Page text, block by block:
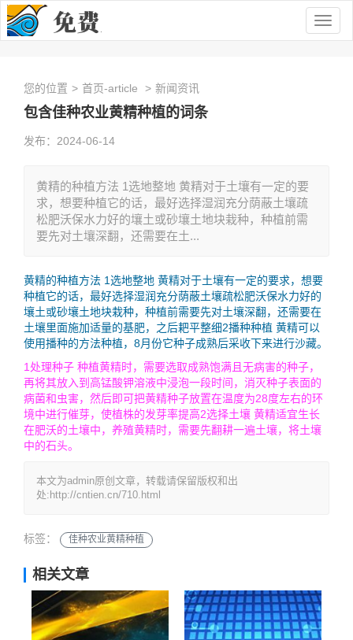
您的位置 > 首页-article > 新闻资讯
包含佳种农业黄精种植的词条
发布：2024-06-14
黄精的种植方法 1选地整地 黄精对于土壤有一定的要
求，想要种植它的话，最好选择湿润充分荫蔽土壤疏
松肥沃保水力好的壤土或砂壤土地块栽种，种植前需
要先对土壤深翻，还需要在土...
黄精的种植方法 1选地整地 黄精对于土壤有一定的要求，想要
种植它的话，最好选择湿润充分荫蔽土壤疏松肥沃保水力好的
壤土或砂壤土地块栽种，种植前需要先对土壤深翻，还需要在
土壤里面施加适量的基肥，之后耙平整细2播种种植 黄精可以
使用播种的方法种植，8月份它种子成熟后采收下来进行沙藏。
1处理种子 种植黄精时，需要选取成熟饱满且无病害的种子，
再将其放入到高锰酸钾溶液中浸泡一段时间，消灭种子表面的
病菌和虫害，然后即可把黄精种子放置在温度为28度左右的环
境中进行催芽，使植株的发芽率提高2选择土壤 黄精适宜生长
在肥沃的土壤中，养殖黄精时，需要先翻耕一遍土壤，将土壤
中的石头。
本文为admin原创文章，转载请保留版权和出
处:http://cntien.cn/710.html
标签： 佳种农业黄精种植
相关文章